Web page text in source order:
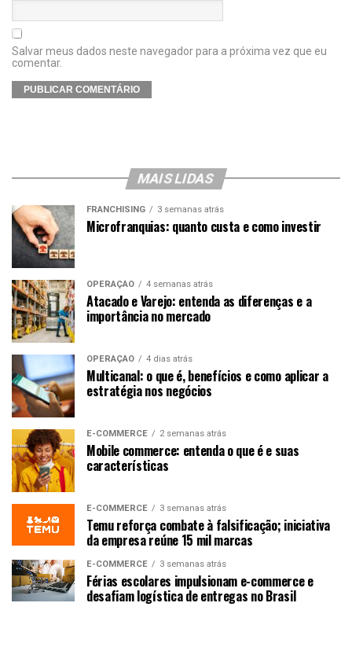
Salvar meus dados neste navegador para a próxima vez que eu
comentar.
MAIS LIDAS
FRANCHISING 3 semanas atrás
Microfranquias: quanto custa e como investir
OPERAÇÃO 4 semanas atrás
Atacado e Varejo: entenda as diferenças e a
importância no mercado
OPERAÇÃO 4 dias atrás
Multicanal: o que é, benefícios e como aplicar a
estratégia nos negócios
E-COMMERCE 2 semanas atrás
Mobile commerce: entenda o que é e suas
características
E-COMMERCE 3 semanas atrás
Temu reforça combate à falsificação; iniciativa
da empresa reúne 15 mil marcas
E-COMMERCE 3 semanas atrás
Férias escolares impulsionam e-commerce e
desafiam logística de entregas no Brasil